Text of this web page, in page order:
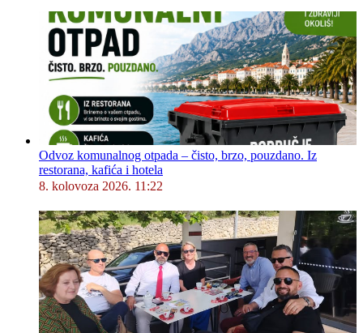
Odvoz komunalnog otpada – čisto, brzo, pouzdano. Iz
restorana, kafića i hotela
8. kolovoza 2026. 11:22